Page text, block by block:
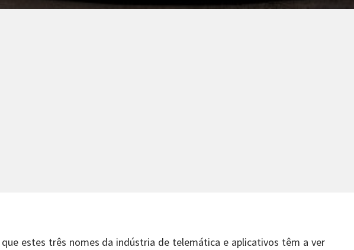
que estes três nomes da indústria de telemática e aplicativos têm a ver